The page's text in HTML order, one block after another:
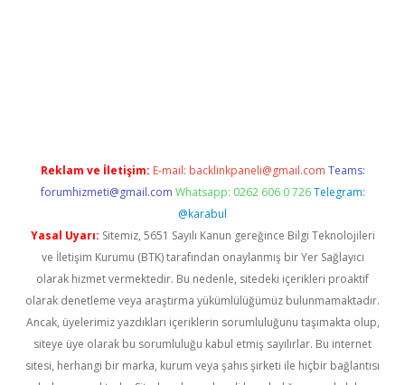
Reklam ve İletişim: E-mail: backlinkpaneli@gmail.com Teams:
forumhizmeti@gmail.com Whatsapp: 0262 606 0 726 Telegram:
@karabul
Yasal Uyarı: Sitemiz, 5651 Sayılı Kanun gereğince Bilgi Teknolojileri
ve İletişim Kurumu (BTK) tarafından onaylanmış bir Yer Sağlayıcı
olarak hizmet vermektedir. Bu nedenle, sitedeki içerikleri proaktif
olarak denetleme veya araştırma yükümlülüğümüz bulunmamaktadır.
Ancak, üyelerimiz yazdıkları içeriklerin sorumluluğunu taşımakta olup,
siteye üye olarak bu sorumluluğu kabul etmiş sayılırlar. Bu internet
sitesi, herhangi bir marka, kurum veya şahıs şirketi ile hiçbir bağlantısı